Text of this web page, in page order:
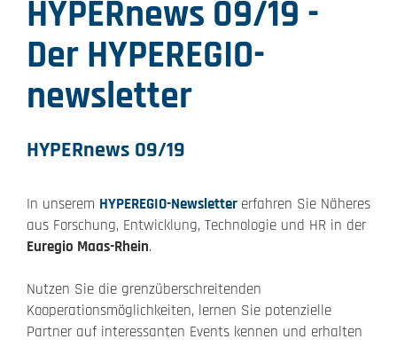
HYPERnews 09/19 -
Der HYPEREGIO-
newsletter
HYPERnews 09/19
In unserem HYPEREGIO-Newsletter erfahren Sie Näheres
aus Forschung, Entwicklung, Technologie und HR in der
Euregio Maas-Rhein.
Nutzen Sie die grenzüberschreitenden
Kooperationsmöglichkeiten, lernen Sie potenzielle
Partner auf interessanten Events kennen und erhalten